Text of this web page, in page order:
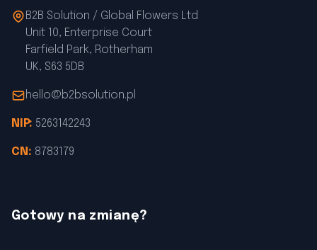
B2B Solution / Global Flowers Ltd
Unit 10, Enterprise Court
Farfield Park, Rotherham
UK, S63 5DB
hello@b2bsolution.pl
NIP: 5263142243
CN: 8783179
Gotowy na zmianę?